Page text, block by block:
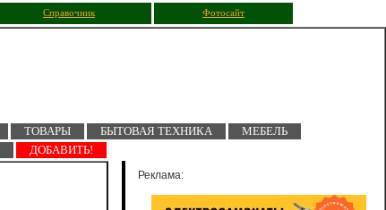
Справочник Фотосайт
ТОВАРЫ БЫТОВАЯ ТЕХНИКА
МЕБЕЛЬ
ДОБАВИТЬ!
Реклама: